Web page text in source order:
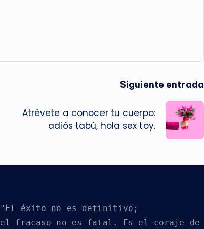
Siguiente entrada
Atrévete a conocer tu cuerpo:
adiós tabú, hola sex toy.
"El éxito no es definitivo;
el fracaso no es fatal. Es el coraje de